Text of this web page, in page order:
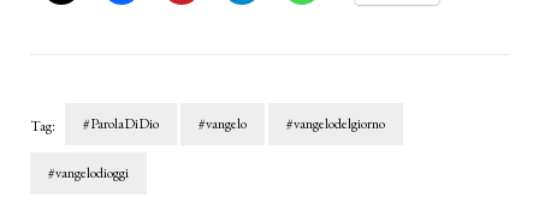
Tag: #ParolaDiDio #vangelo #vangelodelgiorno
#vangelodioggi